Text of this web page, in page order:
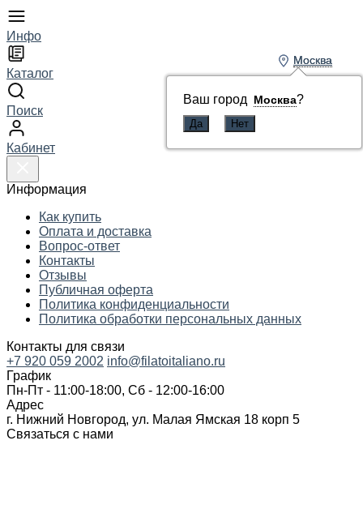
Инфо
Каталог
Поиск
Кабинет
Информация
Как купить
Оплата и доставка
Вопрос-ответ
Контакты
Отзывы
Публичная оферта
Политика конфиденциальности
Политика обработки персональных данных
Контакты для связи
Москва
Ваш город Москва?
+7 920 059 2002 info@filatoitaliano.ru
График
Пн-Пт - 11:00-18:00, Сб - 12:00-16:00
Адрес
г. Нижний Новгород, ул. Малая Ямская 18 корп 5
Связаться с нами
Москва
Ваш город Москва?